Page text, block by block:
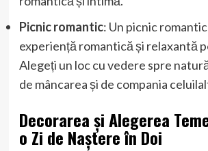
Picnic romantic: Un picnic
experiență romantică și relaxantă
Alegeți un loc cu vedere spre
de mâncarea și de compania
Decorarea și Alegerea
o Zi de Naștere în Doi